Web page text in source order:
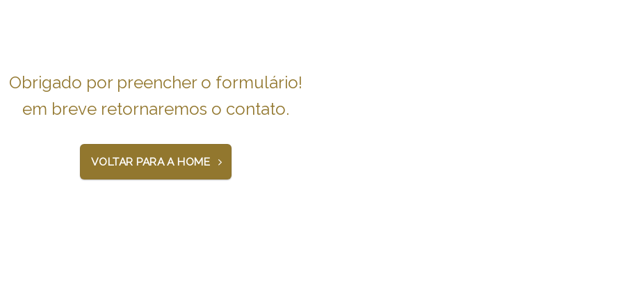
Obrigado por preencher o formulário!
em breve retornaremos o contato.
VOLTAR PARA A HOME